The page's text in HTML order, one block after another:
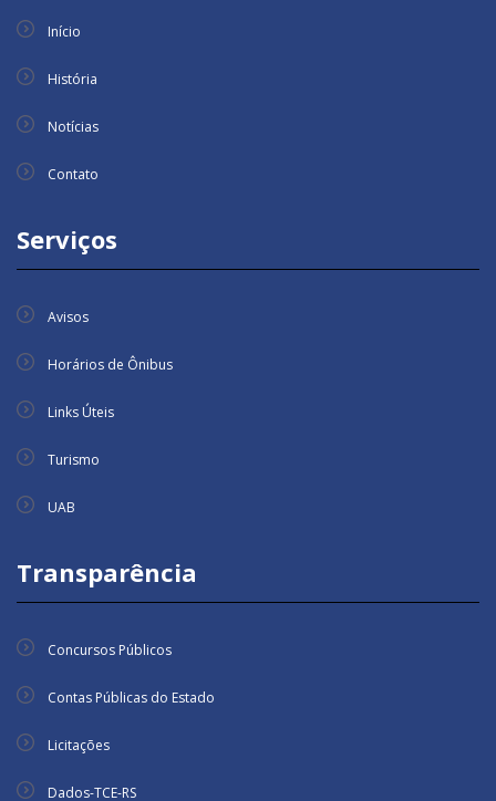
Início
História
Notícias
Contato
Serviços
Avisos
Horários de Ônibus
Links Úteis
Turismo
UAB
Transparência
Concursos Públicos
Contas Públicas do Estado
Licitações
Dados-TCE-RS